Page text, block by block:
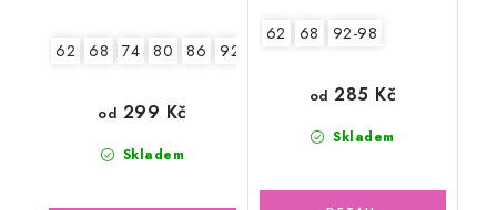
62 68 74 80 86 92-98
Skladem
od 299 Kč
62 68 92-98
Skladem
od 285 Kč